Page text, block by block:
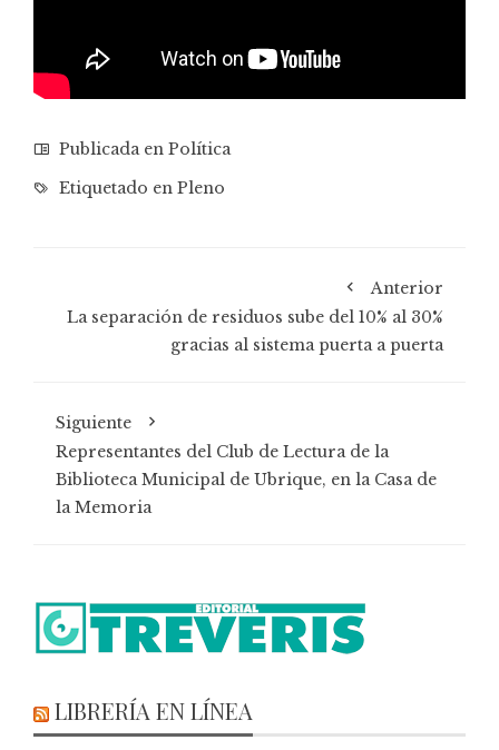
Publicada en Política
Etiquetado en Pleno
Anterior
La separación de residuos sube del 10% al 30%
gracias al sistema puerta a puerta
Siguiente
Representantes del Club de Lectura de la
Biblioteca Municipal de Ubrique, en la Casa de
la Memoria
LIBRERÍA EN LÍNEA